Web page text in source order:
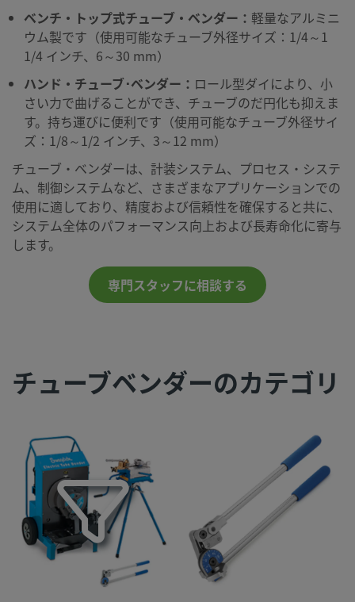
ベンチ・トップ式チューブ・ベンダー： 軽量なアルミニ
ウム製です（使用可能なチューブ外径サイズ：1/4～1
1/4 インチ、6～30 mm）
ハンド・チューブ･ベンダー： ロール型ダイにより、小
さい力で曲げることができ、チューブのだ円化も抑えま
す。持ち運びに便利です（使用可能なチューブ外径サイ
ズ：1/8～1/2 インチ、3～12 mm）
チューブ・ベンダーは、計装システム、プロセス・システ
ム、制御システムなど、さまざまなアプリケーションでの
使用に適しており、精度および信頼性を確保すると共に、
システム全体のパフォーマンス向上および長寿命化に寄与
します。
専門スタッフに相談する
チューブベンダーのカテゴリ